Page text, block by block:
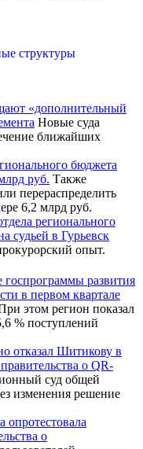
структуры
«дополнительный
Новые суда
ближайших
бюджета
руб. Также
перераспределить
6,2 млрд руб.
регионального
судьей в Гурьевск
опыт.
развития
в первом квартале
этом регион показал
% поступлений
отказал Шитикову в
о QR-
суд общей
изменения решение
опротестовала
о